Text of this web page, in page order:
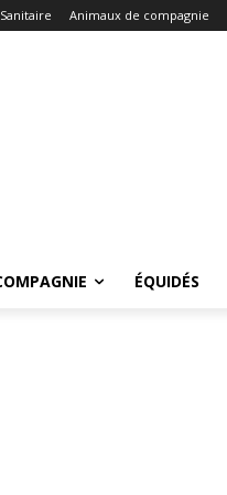
Sanitaire Animaux de compagnie
ÉQUIDÉS